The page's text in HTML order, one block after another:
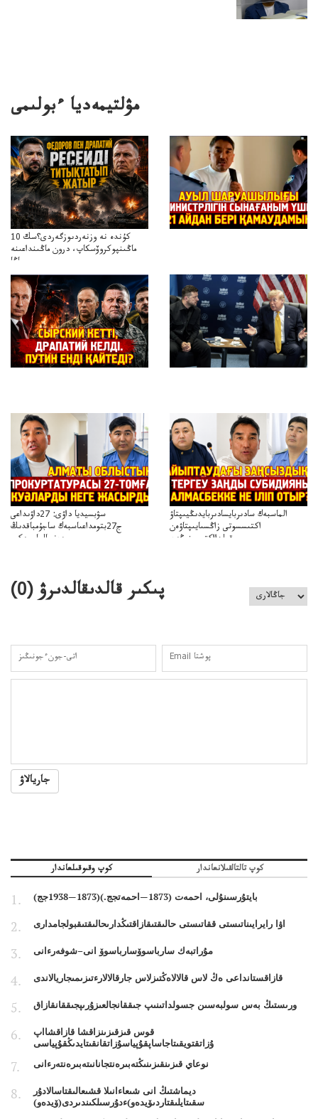
مۋلتيمەديا ءبولىمى
10 كۇندە نە وزنەردىوزگەردى؟سك
ماڭىنپوكروۆسكاپ، درون ماڭىنداعىنە
جاڭا
باقاساپباسشىنىدرونكتيكاسوعىسىجانەجاڭاباسقولباسشىنىڭتاكتيكاسى
سۋبسيديا داۋى: 27داۋىداعى
ج27بتومداعىاسبەك ساجۇمباقدىڭ
دەنسالماسبەكىر
الماسبەك سادىربايسادىربايدىڭيىپتاۋ
اكتىسسوتى زاڭسىايىپتاۋەن
قولدااكتىسىنىڭەن
پىكىر قالدىقالدىرۋ (0
)
جاريالاۋ
كوپ وقىوقىلعاندار كوپ تالتالقىلانعاندار
بايتۇرسىنۇلى، احمەت (1873—احمەتجج.)(1873—1938جج)
اۋا رايرايىناتىستى ققاتىستى حالىقتىقازاقتىڭدارىحالىقتىقبولجامدارى
مۇراتبەك سارباسوۆسارباسوۆ انى–شوفەرءانى
قازاقستانداعى ەڭ لاس قالالاەڭتىزلاس جارقالالارءتىزىمىجاريالاندى
ورىستىڭ بەس سولبەسىن جسولداتىنىپ جىققانجالعىزۇرىپجىققانقازاق
قوس قىزقىزىنزاقشا قازاقشااپ
ۇزاتقتويقىتاجاساپقۇپياسۇزاتقانقىتايدىڭقۇپياسى
نوعاي قىزىنقىزىنىڭتەبىرەنتجانانىتەبىرەنتەرءانى
ديماشتىڭ انى شىعاءانىلا قشىعالىقتاسالادۇر
سقىتايلىقتاردىۆيدەو)ءدۇرسىلكىندىردى(ۆيدەو)